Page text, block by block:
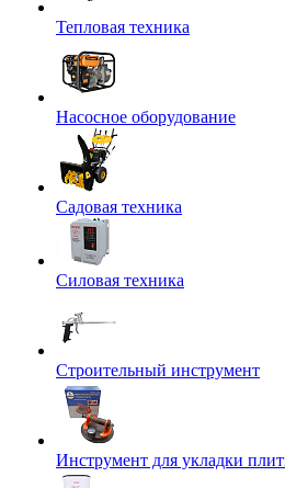
Тепловая техника
Насосное оборудование
Садовая техника
Силовая техника
Строительный инструмент
Инструмент для укладки